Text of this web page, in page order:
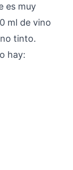
es muy
ml de vino
tinto.
hay: